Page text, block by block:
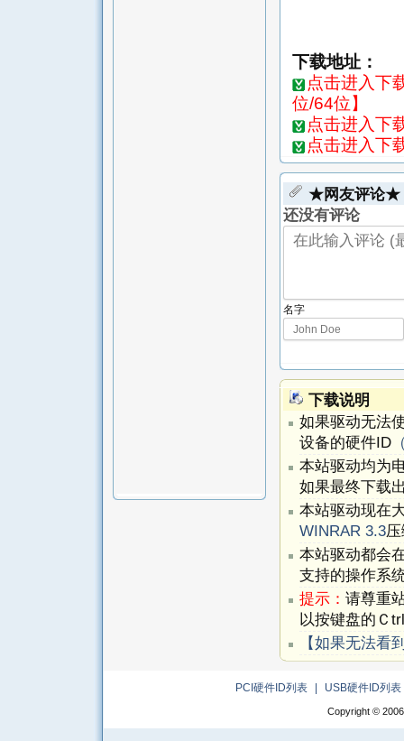
下载地址：
点击进入下
位/64位】
点击进入下
点击进入下
★网友评论★
还没有评论
名字
下载说明
如果驱动无法
设备的硬件ID
本站驱动均为
如果最终下载
本站驱动现在
WINRAR 3.3
本站驱动都会
支持的操作系
提示： 请尊重
以按键盘的Ｃ
【如果无法看
PCI硬件ID列表 USB硬件ID列表
Copyright ©